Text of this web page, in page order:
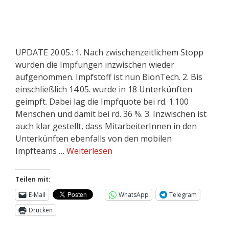
UPDATE 20.05.: 1. Nach zwischenzeitlichem Stopp
wurden die Impfungen inzwischen wieder
aufgenommen. Impfstoff ist nun BionTech. 2. Bis
einschließlich 14.05. wurde in 18 Unterkünften
geimpft. Dabei lag die Impfquote bei rd. 1.100
Menschen und damit bei rd. 36 %. 3. Inzwischen ist
auch klar gestellt, dass MitarbeiterInnen in den
Unterkünften ebenfalls von den mobilen
Impfteams … Weiterlesen
Teilen mit:
E-Mail
WhatsApp
Telegram
Drucken